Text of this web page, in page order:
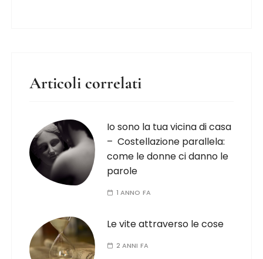
Articoli correlati
Io sono la tua vicina di casa
– Costellazione parallela:
come le donne ci danno le
parole
1 ANNO FA
Le vite attraverso le cose
2 ANNI FA